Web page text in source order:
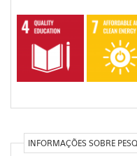
INFORMAÇÕES SOBRE